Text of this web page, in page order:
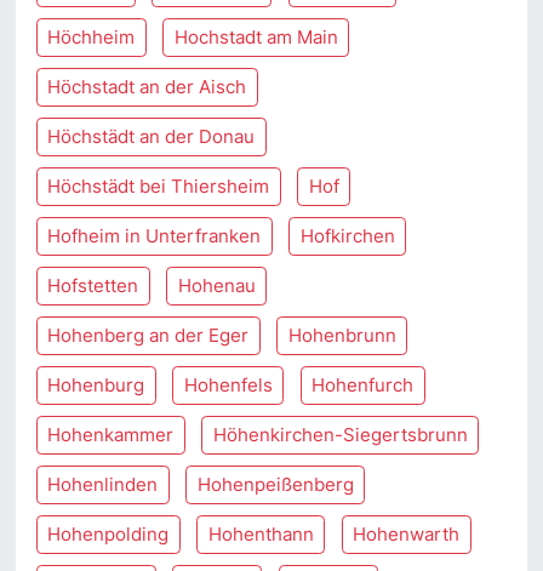
Höchheim Hochstadt am Main
Höchstadt an der Aisch
Höchstädt an der Donau
Höchstädt bei Thiersheim Hof
Hofheim in Unterfranken Hofkirchen
Hofstetten Hohenau
Hohenberg an der Eger Hohenbrunn
Hohenburg Hohenfels Hohenfurch
Hohenkammer Höhenkirchen-Siegertsbrunn
Hohenlinden Hohenpeißenberg
Hohenpolding Hohenthann Hohenwarth